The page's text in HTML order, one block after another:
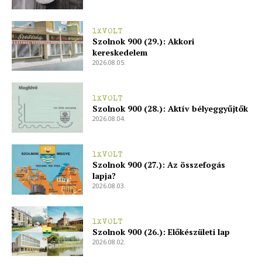
1XVOLT
Szolnok 900 (29.): Akkori
kereskedelem
2026.08.05.
1XVOLT
Szolnok 900 (28.): Aktív bélyeggyűjtők
2026.08.04.
1XVOLT
Szolnok 900 (27.): Az összefogás
lapja?
2026.08.03.
1XVOLT
Szolnok 900 (26.): Előkészületi lap
2026.08.02.